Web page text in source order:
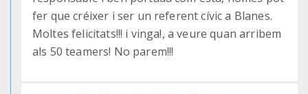
fer que créixer i ser un referent cívic a Blanes.
Moltes felicitats!!! i vinga!, a veure quan arribem
als 50 teamers! No parem!!!